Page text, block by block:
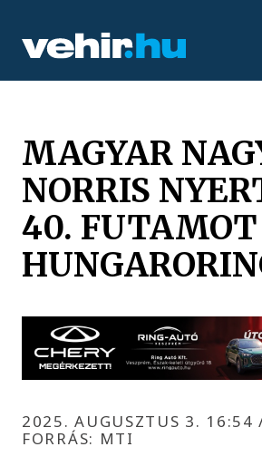
MAGYAR
NORRIS
40.
2025. AUGUSZTUS 3. 16:54
FORRÁS: MTI